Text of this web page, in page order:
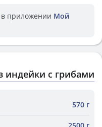
в приложении Мой
индейки с грибами
570 г